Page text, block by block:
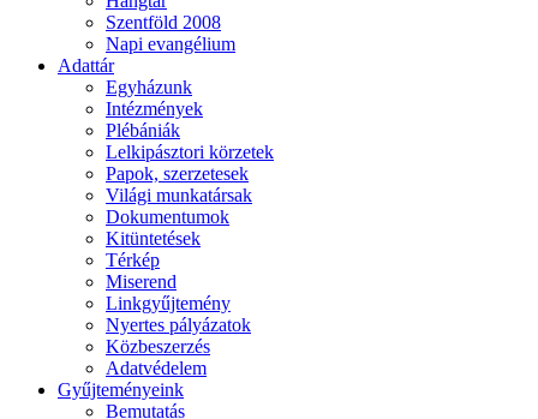
Szentföld 2008
Napi evangélium
Adattár
Egyházunk
Intézmények
Plébániák
Lelkipásztori körzetek
Papok, szerzetesek
Világi munkatársak
Dokumentumok
Kitüntetések
Térkép
Miserend
Linkgyűjtemény
Nyertes pályázatok
Közbeszerzés
Adatvédelem
Gyűjteményeink
Bemutatás